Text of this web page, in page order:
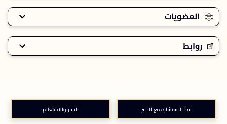
العضويات
روابط
ابدأ الاستشارة مع الخبير الحجز والاستعلام